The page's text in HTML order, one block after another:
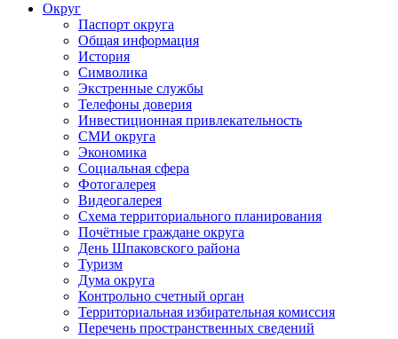
Округ
Паспорт округа
Общая информация
История
Символика
Экстренные службы
Телефоны доверия
Инвестиционная привлекательность
СМИ округа
Экономика
Социальная сфера
Фотогалерея
Видеогалерея
Схема территориального планирования
Почётные граждане округа
День Шпаковского района
Туризм
Дума округа
Контрольно счетный орган
Территориальная избирательная комиссия
Перечень пространственных сведений